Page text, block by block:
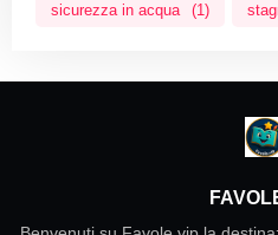
sicurezza in acqua (1)